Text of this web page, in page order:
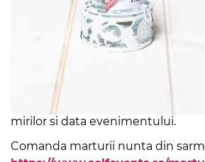
mirilor si data evenimentului.
Comanda marturii nunta din